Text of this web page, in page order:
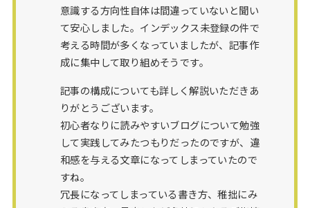
意識する方向性自体は間違っていないと聞い
て安心しました。インデックス未登録の件で
考える時間が多くなっていましたが、記事作
成に集中して取り組めそうです。
記事の構成についても詳しく解説いただきあ
りがとうございます。
初心者なりに読みやすいブログについて勉強
して実践してみたつもりだったのですが、違
和感を与える文章になってしまっていたので
すね。
冗長になってしまっている書き方、稚拙にみ